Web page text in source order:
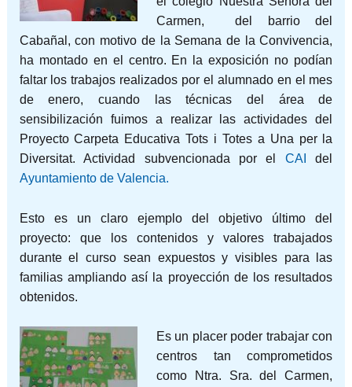
Carmen, del barrio del
Cabañal, con motivo de la Semana de la Convivencia,
ha montado en el centro. En la exposición no podían
faltar los trabajos realizados por el alumnado en el mes
de enero, cuando las técnicas del área de
sensibilización fuimos a realizar las actividades del
Proyecto Carpeta Educativa Tots i Totes a Una per la
Diversitat. Actividad subvencionada por el CAIdel
Ayuntamiento de Valencia.
Esto es un claro ejemplo del objetivo último del
proyecto: que los contenidos y valores trabajados
durante el curso sean expuestos y visibles para las
familias ampliando así la proyección de los resultados
obtenidos.
Es un placer poder trabajar con
centros tan comprometidos
como Ntra. Sra. del Carmen,